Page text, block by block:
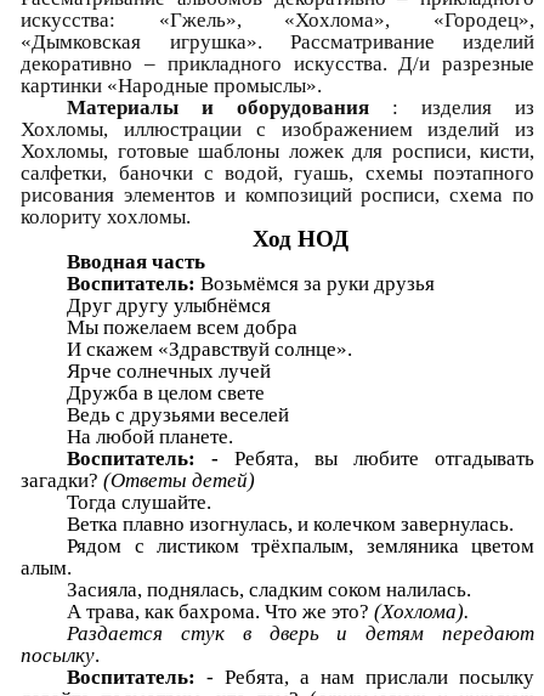
искусства: «Гжель», «Хохлома», «Городец»,
«Дымковская игрушка». Рассматривание изделий
декоративно – прикладного искусства. Д/и разрезные
картинки «Народные промыслы».
Материалы и оборудования : изделия из
Хохломы, иллюстрации с изображением изделий из
Хохломы, готовые шаблоны ложек для росписи, кисти,
салфетки, баночки с водой, гуашь, схемы поэтапного
рисования элементов и композиций росписи, схема по
колориту хохломы.
Ход НОД
Вводная часть
Воспитатель: Возьмёмся за руки друзья
Друг другу улыбнёмся
Мы пожелаем всем добра
И скажем «Здравствуй солнце».
Ярче солнечных лучей
Дружба в целом свете
Ведь с друзьями веселей
На любой планете.
Воспитатель: - Ребята, вы любите отгадывать
загадки?(Ответы детей)
Тогда слушайте.
Ветка плавно изогнулась, и колечком завернулась.
Рядом с листиком трёхпалым, земляника цветом
алым.
Засияла, поднялась, сладким соком налилась.
А трава, как бахрома. Что же это?(Хохлома).
Раздается стук в дверь и детям передают
посылку.
Воспитатель: - Ребята, а нам прислали посылку